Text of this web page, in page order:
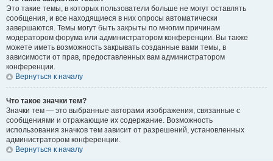
Это такие темы, в которых пользователи больше не могут оставлять
сообщения, и все находящиеся в них опросы автоматически
завершаются. Темы могут быть закрыты по многим причинам
модератором форума или администратором конференции. Вы также
можете иметь возможность закрывать созданные вами темы, в
зависимости от прав, предоставленных вам администратором
конференции.
Вернуться к началу
Что такое значки тем?
Значки тем — это выбранные авторами изображения, связанные с
сообщениями и отражающие их содержание. Возможность
использования значков тем зависит от разрешений, установленных
администратором конференции.
Вернуться к началу